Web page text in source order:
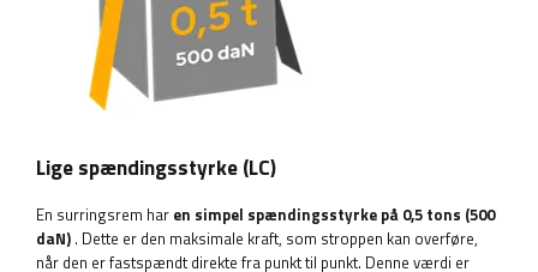
Lige spændingsstyrke (LC)
En surringsrem har en simpel spændingsstyrke på 0,5 tons (500
daN) . Dette er den maksimale kraft, som stroppen kan overføre,
når den er fastspændt direkte fra punkt til punkt. Denne værdi er